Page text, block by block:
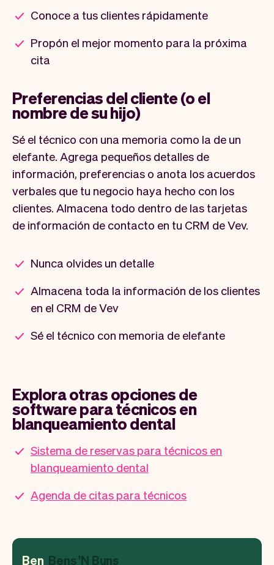
Conoce a tus clientes rápidamente
Propón el mejor momento para la próxima
cita
Preferencias del cliente (o el
nombre de su hijo)
Sé el técnico con una memoria como la de un
elefante. Agrega pequeños detalles de
información, preferencias o anota los acuerdos
verbales que tu negocio haya hecho con los
clientes. Almacena todo dentro de las tarjetas
de información de contacto en tu CRM de Vev.
Nunca olvides un detalle
Almacena toda la información de los clientes
en el CRM de Vev
Sé el técnico con memoria de elefante
Explora otras opciones de
software para técnicos en
blanqueamiento dental
Sistema de reservas para técnicos en
blanqueamiento dental
Agenda de citas para técnicos
Ben Bens 'N Buns